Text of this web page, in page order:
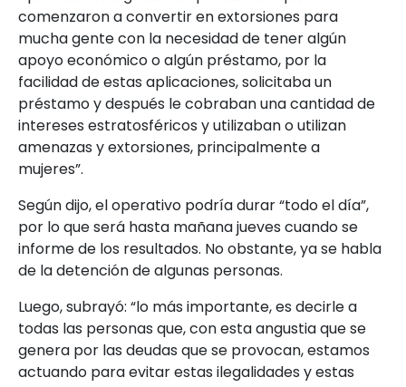
comenzaron a convertir en extorsiones para
mucha gente con la necesidad de tener algún
apoyo económico o algún préstamo, por la
facilidad de estas aplicaciones, solicitaba un
préstamo y después le cobraban una cantidad de
intereses estratosféricos y utilizaban o utilizan
amenazas y extorsiones, principalmente a
mujeres”.
Según dijo, el operativo podría durar “todo el día”,
por lo que será hasta mañana jueves cuando se
informe de los resultados. No obstante, ya se habla
de la detención de algunas personas.
Luego, subrayó: “lo más importante, es decirle a
todas las personas que, con esta angustia que se
genera por las deudas que se provocan, estamos
actuando para evitar estas ilegalidades y estas